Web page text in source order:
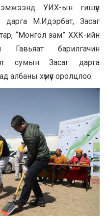
УИХ-ын гишүүн
дарга М.Идэрбат, Засаг
“Монгол зам” ХХК-ийн
барилгачин
сумын Засаг дарга
албаны хүмүүс оролцлоо.